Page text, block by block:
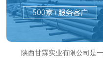
陕西甘霖实业有限公司是